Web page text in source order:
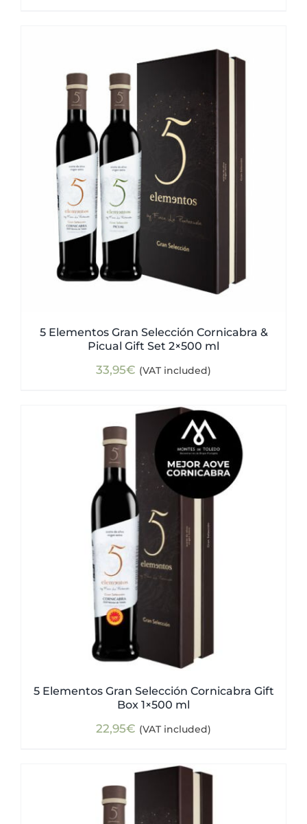
5 Elementos Gran Selección Cornicabra &
Picual Gift Set 2×500 ml
33,95€ (VAT included)
5 Elementos Gran Selección Cornicabra Gift
Box 1×500 ml
22,95€ (VAT included)